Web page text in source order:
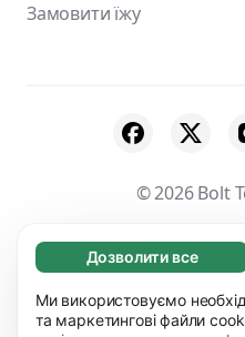
Обов'язкові (65)
Ці файли необхідні
переміщатися по сайту
Дізнатися більше
Дозволити все
Ми використовуємо
та маркетингові файли
Замовити їжу
© 2026 Bolt
Постачальники
Політика